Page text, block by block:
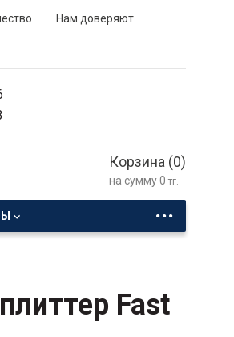
Нам доверяют
Корзина (0)
на сумму0 тг.
...
Fast